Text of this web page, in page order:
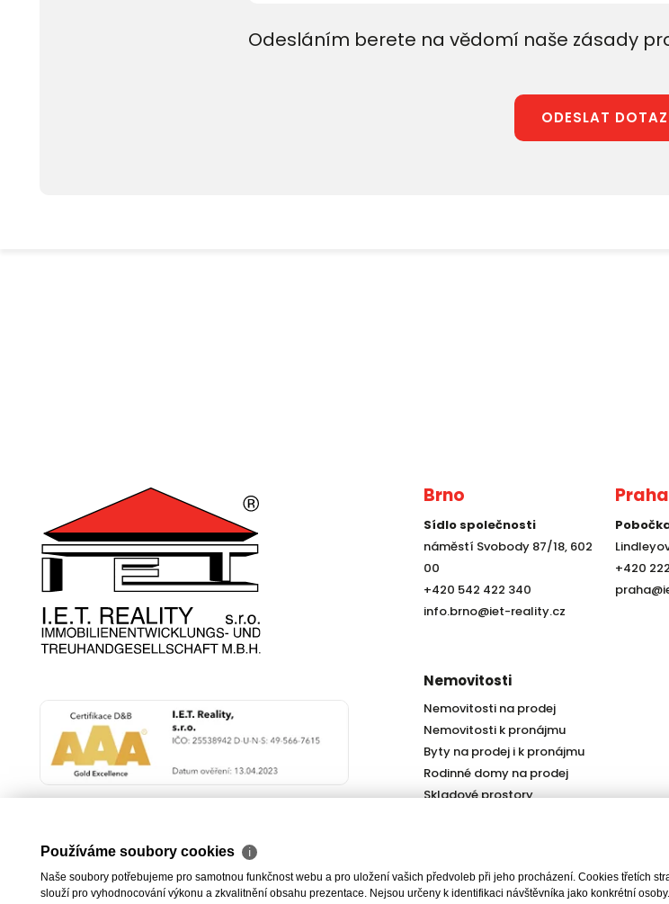
Odesláním berete na vědomí naše zásady
ODESLAT DOTAZ
Brno
Sídlo společnosti
náměstí Svobody 87/18, 602
00
+420 542 422 340
info.brno@iet-reality.cz
Praha
+420
Nemovitosti
Nemovitosti na prodej
Nemovitosti k pronájmu
Byty na prodej i k pronájmu
Rodinné domy na prodej
Skladové prostory
Používáme soubory cookies ℹ
Naše soubory potřebujeme pro samotnou funkčnost webu a pro uložení vašich předvoleb při jeho procházení. Cookies třetích
slouží pro vyhodnocování výkonu a zkvalitnění obsahu prezentace. Nejsou určeny k identifikaci návštěvníka jako konkrétní